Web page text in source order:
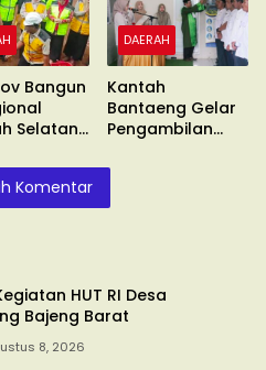
Bangun
Selatan
DAERAH
Kantah
Bantaeng Gelar
Pengambilan
Komentar
HUT RI Desa
Bajeng Barat
8, 2026